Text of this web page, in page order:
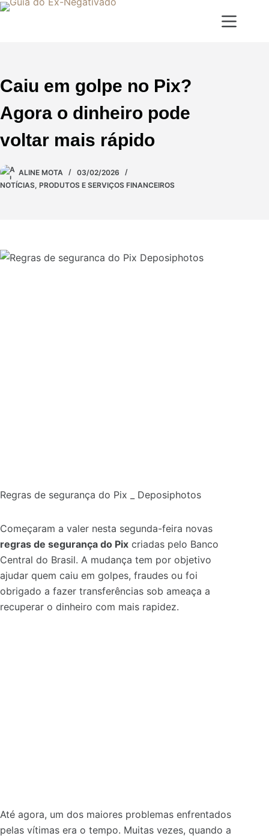
Caiu em golpe no Pix?
Agora o dinheiro pode
voltar mais rápido
ALINE MOTA
03/02/2026
NOTÍCIAS, PRODUTOS E SERVIÇOS FINANCEIROS
Regras de segurança do Pix _ Deposiphotos
Começaram a valer nesta segunda-feira novas
regras de segurança do Pix criadas pelo Banco
Central do Brasil. A mudança tem por objetivo
ajudar quem caiu em golpes, fraudes ou foi
obrigado a fazer transferências sob ameaça a
recuperar o dinheiro com mais rapidez.
Até agora, um dos maiores problemas enfrentados
pelas vítimas era o tempo. Muitas vezes, quando a